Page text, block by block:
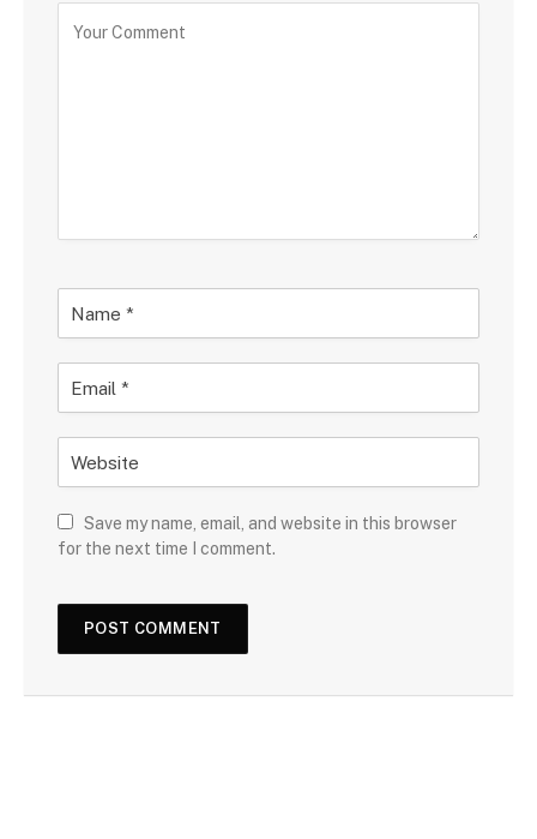
Save my name, email, and website in this browser
for the next time I comment.